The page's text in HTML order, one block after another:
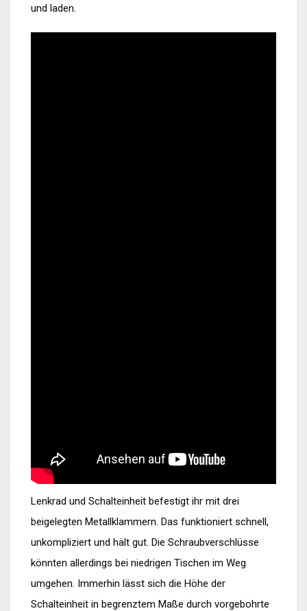
und laden.
Lenkrad und Schalteinheit befestigt ihr mit drei
beigelegten Metallklammern. Das funktioniert schnell,
unkompliziert und hält gut. Die Schraubverschlüsse
könnten allerdings bei niedrigen Tischen im Weg
umgehen. Immerhin lässt sich die Höhe der
Schalteinheit in begrenztem Maße durch vorgebohrte